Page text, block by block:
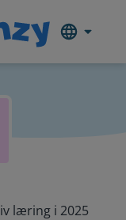
læring i 2025